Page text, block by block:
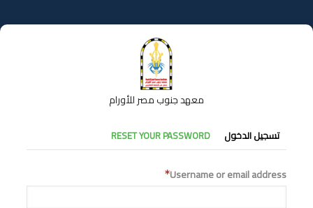
إلى
المحتوى
معهد جنوب مصر للأورام
التبويبات
الأساسية
تسجيل الدخول RESET YOUR PASSWORD
Username or email address